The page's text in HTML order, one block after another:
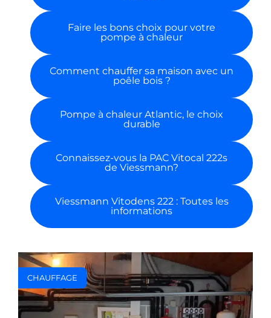
Faire les bons choix pour votre
pompe à chaleur
Comment chauffer sa maison avec un
poêle bois ?
Pompe à chaleur Atlantic, le choix
durable
Connaissez-vous la PAC Vitocal 222s
de Viessmann?
Viessmann Vitodens 222 : Toutes les
informations
CHAUFFAGE